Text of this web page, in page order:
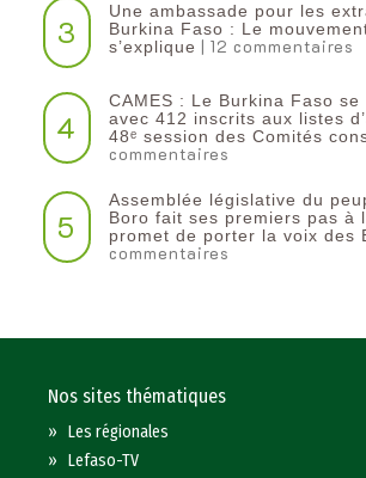
3
Une ambassade pour les
Burkina Faso : Le
s’explique | 12 commentaires
4
CAMES : Le Burkina Faso se
avec 412 inscrits aux listes
48ᵉ session des Comités
commentaires
5
Assemblée législative du
Boro fait ses premiers pas à
promet de porter la voix des
commentaires
Nos sites thématiques
»Les régionales
»Lefaso-TV